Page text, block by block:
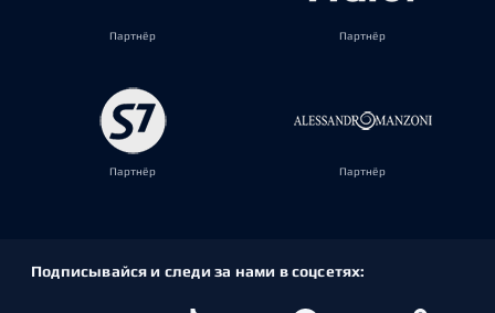
Партнёр Партнёр
Партнёр Партнёр
Подписывайся и следи за нами в соцсетях: